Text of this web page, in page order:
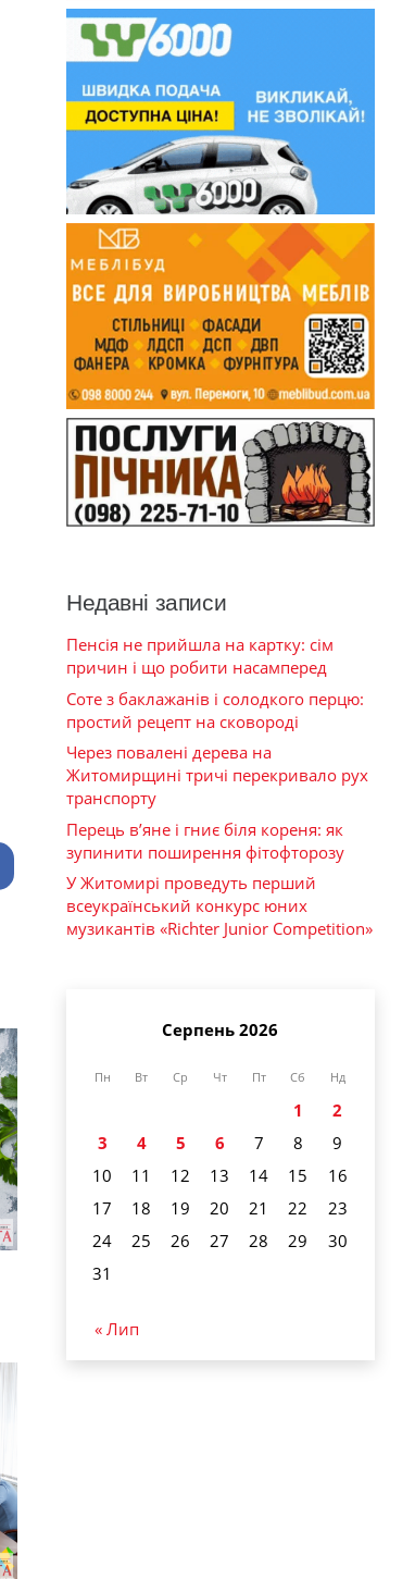
Недавні записи
Пенсія не прийшла на картку: сім
причин і що робити насамперед
Соте з баклажанів і солодкого перцю:
простий рецепт на сковороді
Через повалені дерева на
Житомирщині тричі перекривало рух
транспорту
Перець в’яне і гниє біля кореня: як
зупинити поширення фітофторозу
У Житомирі проведуть перший
всеукраїнський конкурс юних
музикантів «Richter Junior Competition»
Серпень 2026
Пн Вт Ср Чт Пт Сб Нд
1
2
3
4 5 6 7 8
9
10
11 12 13 14 15
16
17
18 19 20 21 22
23
24
25 26 27 28 29
30
31
« Лип